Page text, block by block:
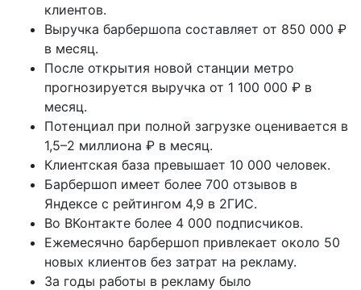
клиентов.
Выручка барбершопа составляет от 850 000 ₽
в месяц.
После открытия новой станции метро
прогнозируется выручка от 1 100 000 ₽ в
месяц.
Потенциал при полной загрузке оценивается в
1,5–2 миллиона ₽ в месяц.
Клиентская база превышает 10 000 человек.
Барбершоп имеет более 700 отзывов в
Яндексе с рейтингом 4,9 в 2ГИС.
Во ВКонтакте более 4 000 подписчиков.
Ежемесячно барбершоп привлекает около 50
новых клиентов без затрат на рекламу.
За годы работы в рекламу было